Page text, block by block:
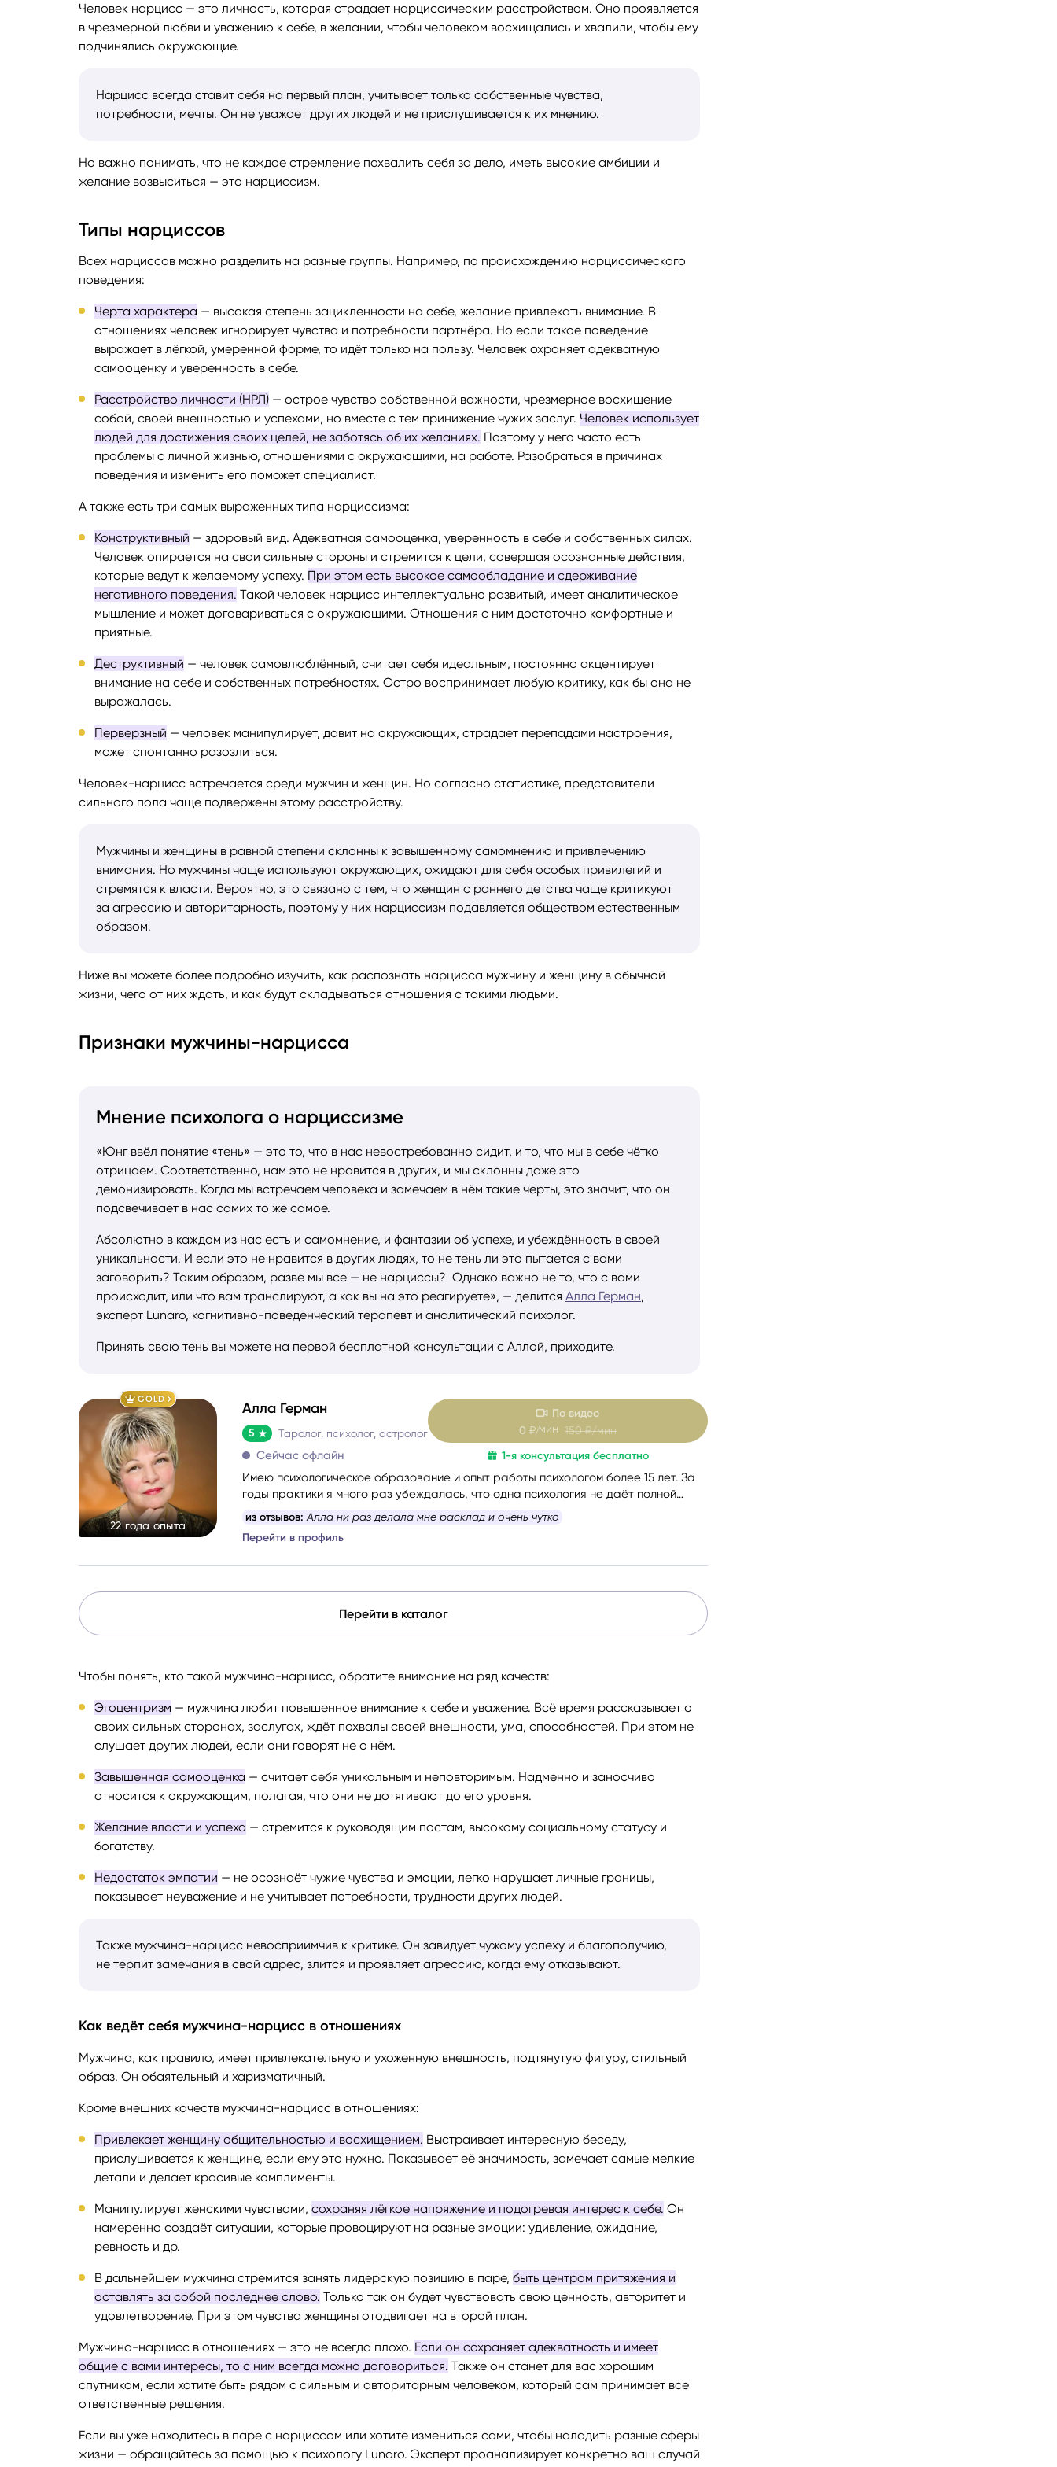
Рунологи Весы
Стрелец
Козерог
Рыбы
Расклад Таро «Да-Нет»
Расклад Таро на ситуацию
Расклад Таро на неделю
Расклад Таро на 2025 год
Человек нарцисс — это личность, которая страдает нарциссическим расстройством. Оно проявляется
в чрезмерной любви и уважению к себе, в желании, чтобы человеком восхищались и хвалили, чтобы ему
подчинялись окружающие.
Нарцисс всегда ставит себя на первый план, учитывает только собственные чувства,
потребности, мечты. Он не уважает других людей и не прислушивается к их мнению.
Но важно понимать, что не каждое стремление похвалить себя за дело, иметь высокие амбиции и
желание возвыситься — это нарциссизм.
Типы нарциссов
Всех нарциссов можно разделить на разные группы. Например, по происхождению нарциссического
поведения:
Черта характера — высокая степень зацикленности на себе, желание привлекать внимание. В
отношениях человек игнорирует чувства и потребности партнёра. Но если такое поведение
выражает в лёгкой, умеренной форме, то идёт только на пользу. Человек охраняет адекватную
самооценку и уверенность в себе.
Расстройство личности (НРЛ) — острое чувство собственной важности, чрезмерное восхищение
собой, своей внешностью и успехами, но вместе с тем принижение чужих заслуг. Человек использует
людей для достижения своих целей, не заботясь об их желаниях. Поэтому у него часто есть
проблемы с личной жизнью, отношениями с окружающими, на работе. Разобраться в причинах
поведения и изменить его поможет специалист.
А также есть три самых выраженных типа нарциссизма:
Конструктивный — здоровый вид. Адекватная самооценка, уверенность в себе и собственных силах.
Человек опирается на свои сильные стороны и стремится к цели, совершая осознанные действия,
которые ведут к желаемому успеху. При этом есть высокое самообладание и сдерживание
негативного поведения. Такой человек нарцисс интеллектуально развитый, имеет аналитическое
мышление и может договариваться с окружающими. Отношения с ним достаточно комфортные и
приятные.
Деструктивный — человек самовлюблённый, считает себя идеальным, постоянно акцентирует
внимание на себе и собственных потребностях. Остро воспринимает любую критику, как бы она не
выражалась.
Перверзный — человек манипулирует, давит на окружающих, страдает перепадами настроения,
может спонтанно разозлиться.
Человек-нарцисс встречается среди мужчин и женщин. Но согласно статистике, представители
сильного пола чаще подвержены этому расстройству.
Мужчины и женщины в равной степени склонны к завышенному самомнению и привлечению
внимания. Но мужчины чаще используют окружающих, ожидают для себя особых привилегий и
стремятся к власти. Вероятно, это связано с тем, что женщин с раннего детства чаще критикуют
за агрессию и авторитарность, поэтому у них нарциссизм подавляется обществом естественным
образом.
Ниже вы можете более подробно изучить, как распознать нарцисса мужчину и женщину в обычной
жизни, чего от них ждать, и как будут складываться отношения с такими людьми.
Признаки мужчины-нарцисса
Мнение психолога о нарциссизме
«Юнг ввёл понятие «тень» — это то, что в нас невостребованно сидит, и то, что мы в себе чётко
отрицаем. Соответственно, нам это не нравится в других, и мы склонны даже это
демонизировать. Когда мы встречаем человека и замечаем в нём такие черты, это значит, что он
подсвечивает в нас самих то же самое.
Абсолютно в каждом из нас есть и самомнение, и фантазии об успехе, и убеждённость в своей
уникальности. И если это не нравится в других людях, то не тень ли это пытается с вами
заговорить? Таким образом, разве мы все — не нарциссы? Однако важно не то, что с вами
происходит, или что вам транслируют, а как вы на это реагируете», — делится Алла Герман,
эксперт Lunaro, когнитивно-поведенческий терапевт и аналитический психолог.
Принять свою тень вы можете на первой бесплатной консультации с Аллой, приходите.
GOLD
22 года опыта
Алла Герман
5 Таролог, психолог, астролог
Сейчас офлайн
Имею психологическое образование и опыт работы психологом более 15 лет. За
годы практики я много раз убеждалась, что одна психология не даёт полной
картины о состоянии человека, поэтому начала применять в консультациях Таро
и метафорические карты, а затем получила диплом астропсихолога.
из отзывов: Алла ни раз делала мне расклад и очень чутко
Перейти в профиль
По видео
0 ₽/мин150 ₽/мин
1-я консультация бесплатно
Перейти в каталог
Чтобы понять, кто такой мужчина-нарцисс, обратите внимание на ряд качеств:
Эгоцентризм — мужчина любит повышенное внимание к себе и уважение. Всё время рассказывает о
своих сильных сторонах, заслугах, ждёт похвалы своей внешности, ума, способностей. При этом не
слушает других людей, если они говорят не о нём.
Завышенная самооценка — считает себя уникальным и неповторимым. Надменно и заносчиво
относится к окружающим, полагая, что они не дотягивают до его уровня.
Желание власти и успеха — стремится к руководящим постам, высокому социальному статусу и
богатству.
Недостаток эмпатии — не осознаёт чужие чувства и эмоции, легко нарушает личные границы,
показывает неуважение и не учитывает потребности, трудности других людей.
Также мужчина-нарцисс невосприимчив к критике. Он завидует чужому успеху и благополучию,
не терпит замечания в свой адрес, злится и проявляет агрессию, когда ему отказывают.
Как ведёт себя мужчина-нарцисс в отношениях
Мужчина, как правило, имеет привлекательную и ухоженную внешность, подтянутую фигуру, стильный
образ. Он обаятельный и харизматичный.
Кроме внешних качеств мужчина-нарцисс в отношениях:
Привлекает женщину общительностью и восхищением. Выстраивает интересную беседу,
прислушивается к женщине, если ему это нужно. Показывает её значимость, замечает самые мелкие
детали и делает красивые комплименты.
Манипулирует женскими чувствами, сохраняя лёгкое напряжение и подогревая интерес к себе. Он
намеренно создаёт ситуации, которые провоцируют на разные эмоции: удивление, ожидание,
ревность и др.
В дальнейшем мужчина стремится занять лидерскую позицию в паре, быть центром притяжения и
оставлять за собой последнее слово. Только так он будет чувствовать свою ценность, авторитет и
удовлетворение. При этом чувства женщины отодвигает на второй план.
Мужчина-нарцисс в отношениях — это не всегда плохо. Если он сохраняет адекватность и имеет
общие с вами интересы, то с ним всегда можно договориться. Также он станет для вас хорошим
спутником, если хотите быть рядом с сильным и авторитарным человеком, который сам принимает все
ответственные решения.
Если вы уже находитесь в паре с нарциссом или хотите измениться сами, чтобы наладить разные сферы
жизни — обращайтесь за помощью к психологу Lunaro. Эксперт проанализирует конкретно ваш случай